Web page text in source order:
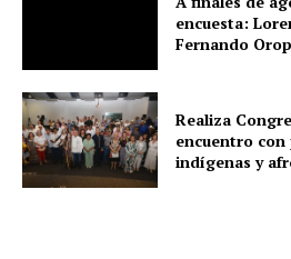
encuesta:
Fernando
Realiza
encuentro con
indígenas y